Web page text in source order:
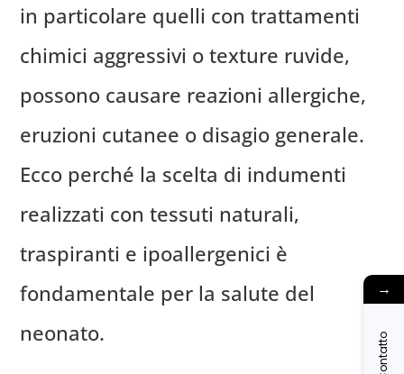
in particolare quelli con trattamenti
chimici aggressivi o texture ruvide,
possono causare reazioni allergiche,
eruzioni cutanee o disagio generale.
Ecco perché la scelta di indumenti
realizzati con tessuti naturali,
traspiranti e ipoallergenici è
fondamentale per la salute del
neonato.
→
Contatto